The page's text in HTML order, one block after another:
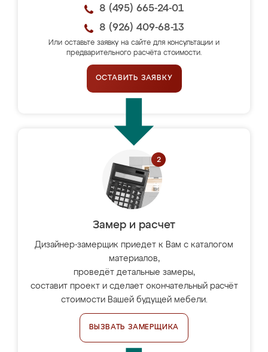
8 (495) 665-24-01
8 (926) 409-68-13
Или оставьте заявку на сайте для консультации и
предварительного расчёта стоимости.
ОСТАВИТЬ ЗАЯВКУ
Замер и расчет
Дизайнер-замерщик приедет к Вам с каталогом
материалов,
проведёт детальные замеры,
составит проект и сделает окончательный расчёт
стоимости Вашей будущей мебели.
ВЫЗВАТЬ ЗАМЕРЩИКА